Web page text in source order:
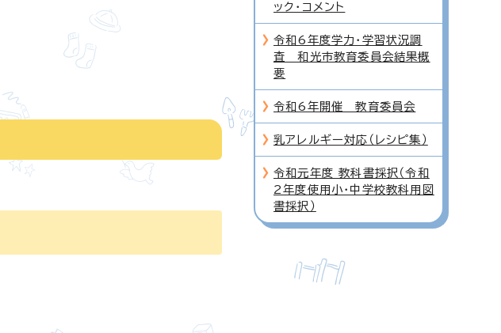
ック・コメント
令和6年度学力・学習状況調
査 和光市教育委員会結果概
要
令和6年開催 教育委員会
乳アレルギー対応（レシピ集）
令和元年度 教科書採択（令和
2年度使用小・中学校教科用図
書採択）